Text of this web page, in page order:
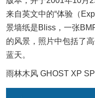
来自英文中的“体验（
景墙纸是Bliss，一张
的风景，照片中包括了
蓝天。
雨林木风 GHOST XP